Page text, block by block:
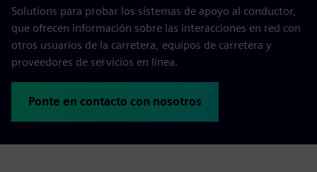
Solutions para probar los sistemas de apoyo al conductor,
que ofrecen información sobre las interacciones en red con
otros usuarios de la carretera, equipos de carretera y
proveedores de servicios en línea.
Ponte en contacto con nosotros